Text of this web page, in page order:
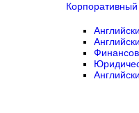
Корпоративный